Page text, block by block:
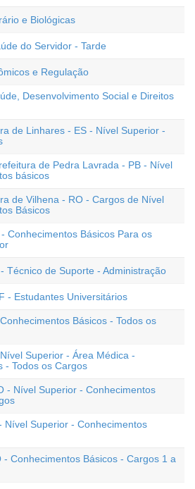
e Biológicas
do Servidor - Tarde
e Regulação
Desenvolvimento Social e Direitos
de Linhares - ES - Nível Superior -
de Pedra Lavrada - PB - Nível
básicos
de Vilhena - RO - Cargos de Nível
Básicos
Conhecimentos Básicos Para os
Técnico de Suporte - Administração
- Estudantes Universitários
Básicos - Todos os
Superior - Área Médica -
- Todos os Cargos
- Nível Superior - Conhecimentos
Nível Superior - Conhecimentos
- Conhecimentos Básicos - Cargos 1 a